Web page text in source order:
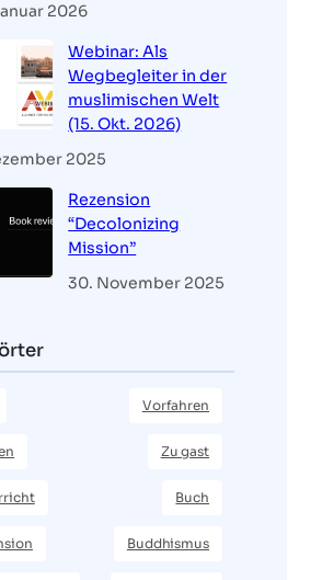
2026
Webinar: Als
Wegbegleiter in der
muslimischen Welt
(15. Okt. 2026)
2025
Rezension
“Decolonizing
Mission”
30. November 2025
Vorfahren
Zu gast
Buch
Buddhismus